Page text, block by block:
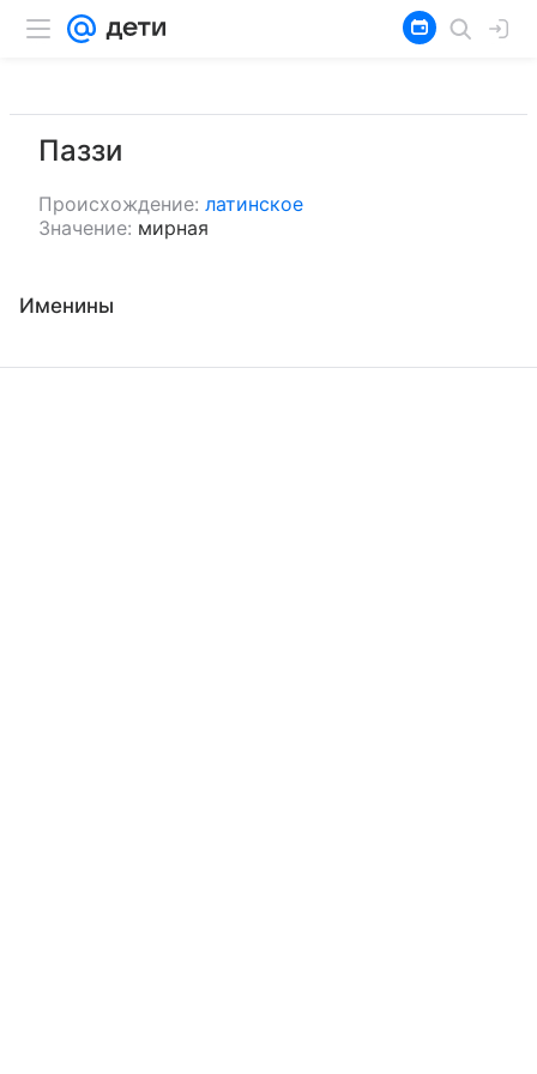
Паззи
Происхождение: латинское
Значение: мирная
Именины